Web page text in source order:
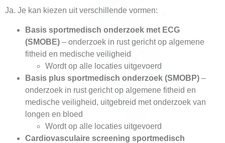
Ja. Je kan kiezen uit verschillende vormen:
Basis sportmedisch onderzoek met ECG
(SMOBE) – onderzoek in rust gericht op algemene
fitheid en medische veiligheid
Wordt op alle locaties uitgevoerd
Basis plus sportmedisch onderzoek (SMOBP) –
onderzoek in rust gericht op algemene fitheid en
medische veiligheid, uitgebreid met onderzoek van
longen en bloed
Wordt op alle locaties uitgevoerd
Cardiovasculaire screening sportmedisch